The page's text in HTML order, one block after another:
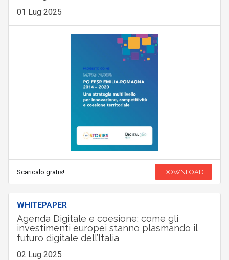
01 Lug 2025
Scaricalo gratis! DOWNLOAD
WHITEPAPER
Agenda Digitale e coesione: come gli
investimenti europei stanno plasmando il
futuro digitale dell’Italia
02 Lug 2025